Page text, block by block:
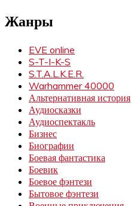
Жанры
EVE online
S-T-I-K-S
S.T.A.L.K.E.R.
Warhammer 40000
Альтернативная история
Аудиосказки
Аудиоспектакль
Бизнес
Биографии
Боевая фантастика
Боевик
Боевое фэнтези
Бытовое фэнтези